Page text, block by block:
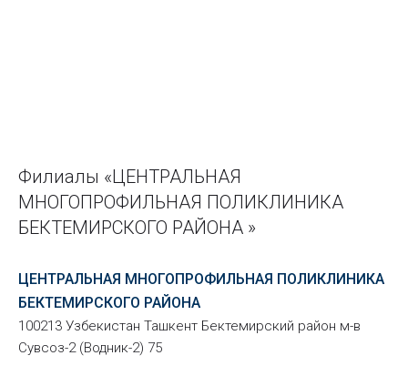
Филиалы «ЦЕНТРАЛЬНАЯ
МНОГОПРОФИЛЬНАЯ ПОЛИКЛИНИКА
БЕКТЕМИРСКОГО РАЙОНА »
ЦЕНТРАЛЬНАЯ МНОГОПРОФИЛЬНАЯ ПОЛИКЛИНИКА
БЕКТЕМИРСКОГО РАЙОНА
100213 Узбекистан Ташкент Бектемирский район м-в
Сувсоз-2 (Водник-2) 75